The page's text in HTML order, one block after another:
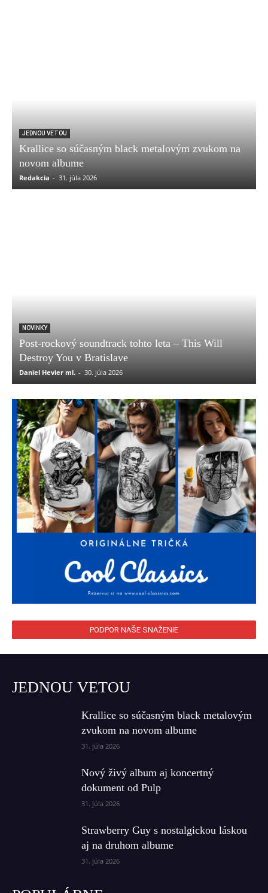
JEDNOU VETOU
Krallice so súčasným black metalovým zvukom na
novom albume
Redakcia - 31. júla 2026
NOVINKY
Post-rockový soundtrack tohto leta – This Will
Destroy You v Bratislave
Daniel Hevier ml. - 30. júla 2026
PODPOR NAŠE SNAŽENIE
JEDNOU VETOU
Krallice so súčasným black metalovým
zvukom na novom albume
31. júla 2026
Nový živý album aj koncertný
dokument od Pulp
31. júla 2026
Strawberry Guy s nostalgickou láskou
aj na druhom albume
31. júla 2026